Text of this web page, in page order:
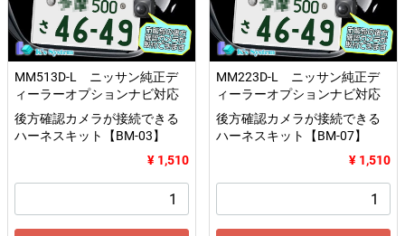
MM513D-L ニッサン純正デ
ィーラーオプションナビ対応
後方確認カメラが接続できる
ハーネスキット【BM-03】
¥ 1,510
MM223D-L ニッサン純正デ
ィーラーオプションナビ対応
後方確認カメラが接続できる
ハーネスキット【BM-07】
¥ 1,510